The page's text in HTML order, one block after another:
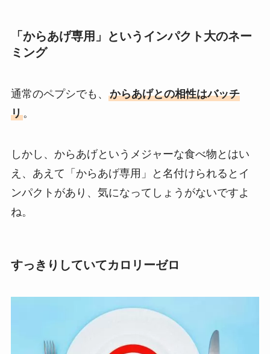
「からあげ専用」というインパクト大のネー
ミング
通常のペプシでも、 からあげとの相性はバッチ
リ。
しかし、からあげというメジャーな食べ物とはい
え、あえて「からあげ専用」と名付けられるとイ
ンパクトがあり、気になってしょうがないですよ
ね。
すっきりしていてカロリーゼロ